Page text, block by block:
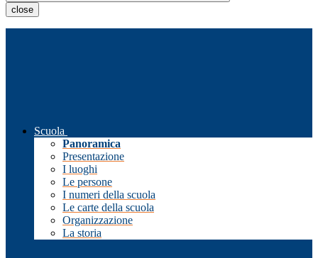
close
Scuola
Panoramica
Presentazione
I luoghi
Le persone
I numeri della scuola
Le carte della scuola
Organizzazione
La storia